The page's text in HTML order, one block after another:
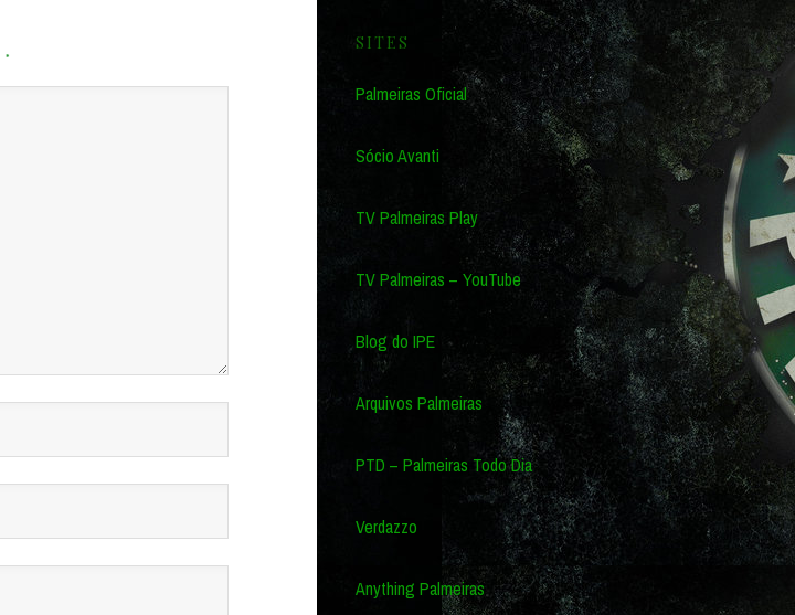
*
SITES
Palmeiras Oficial
Sócio Avanti
TV Palmeiras Play
TV Palmeiras – YouTube
Blog do IPE
Arquivos Palmeiras
PTD – Palmeiras Todo Dia
Verdazzo
Anything Palmeiras